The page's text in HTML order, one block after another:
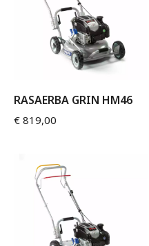
RASAERBA GRIN HM46
€ 819,00